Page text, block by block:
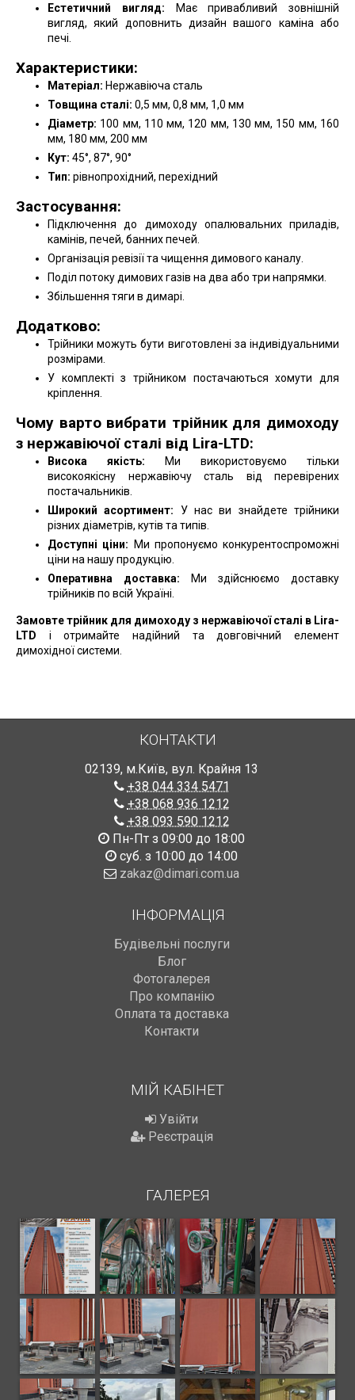
Естетичний вигляд: Має привабливий зовнішній
вигляд, який доповнить дизайн вашого каміна або
печі.
Характеристики:
Матеріал: Нержавіюча сталь
Товщина сталі: 0,5 мм, 0,8 мм, 1,0 мм
Діаметр: 100 мм, 110 мм, 120 мм, 130 мм, 150 мм, 160
мм, 180 мм, 200 мм
Кут: 45°, 87°, 90°
Тип: рівнопрохідний, перехідний
Застосування:
Підключення до димоходу опалювальних приладів,
камінів, печей, банних печей.
Організація ревізії та чищення димового каналу.
Поділ потоку димових газів на два або три напрямки.
Збільшення тяги в димарі.
Додатково:
Трійники можуть бути виготовлені за індивідуальними
розмірами.
У комплекті з трійником постачаються хомути для
кріплення.
Чому варто вибрати трійник для димоходу
з нержавіючої сталі від Lira-LTD:
Висока якість: Ми використовуємо тільки
високоякісну нержавіючу сталь від перевірених
постачальників.
Широкий асортимент: У нас ви знайдете трійники
різних діаметрів, кутів та типів.
Доступні ціни: Ми пропонуємо конкурентоспроможні
ціни на нашу продукцію.
Оперативна доставка: Ми здійснюємо доставку
трійників по всій Україні.
Замовте трійник для димоходу з нержавіючої сталі в Lira-
LTD і отримайте надійний та довговічний елемент
димохідної системи.
КОНТАКТИ
02139, м.Київ, вул. Крайня 13
+38 044 334 5471
+38 068 936 1212
+38 093 590 1212
Пн-Пт з 09:00 до 18:00
суб. з 10:00 до 14:00
zakaz@dimari.com.ua
ІНФОРМАЦІЯ
Будівельні послуги
Блог
Фотогалерея
Про компанію
Оплата та доставка
Контакти
МІЙ КАБІНЕТ
Увійти
Реєстрація
ГАЛЕРЕЯ